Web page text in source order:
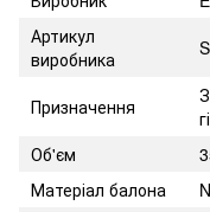
Артикул
виробника
Призначення
Об'єм
Матеріал балона